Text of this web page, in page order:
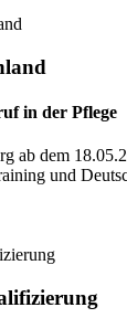
in der Pflege
ab dem
und